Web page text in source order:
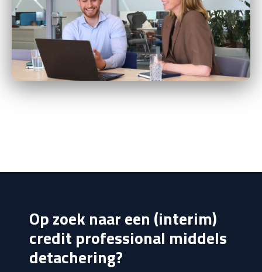
Op zoek naar een (interim)
credit professional middels
detachering?